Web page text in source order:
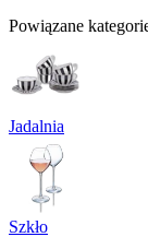
Powiązane
Jadalnia
Szkło